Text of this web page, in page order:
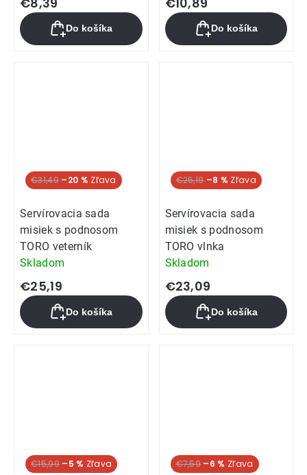
Do košíka Do košíka
€31,49 –20 %
Servírovacia sada
misiek s podnosom
TORO veterník
Skladom
€25,19
Do košíka
€25,19 –8 %
Servírovacia sada
misiek s podnosom
TORO vlnka
Skladom
€23,09
Do košíka
€15,99 –5 % €7,59 –6 %